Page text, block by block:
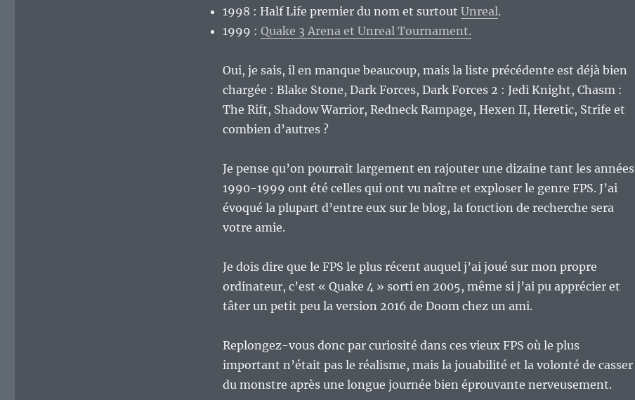
1998 : Half Life premier du nom et surtout Unreal.
1999 : Quake 3 Arena et Unreal Tournament.
Oui, je sais, il en manque beaucoup, mais la liste précédente est déjà bien
chargée : Blake Stone, Dark Forces, Dark Forces 2 : Jedi Knight, Chasm :
The Rift, Shadow Warrior, Redneck Rampage, Hexen II, Heretic, Strife et
combien d’autres ?
Je pense qu’on pourrait largement en rajouter une dizaine tant les années
1990-1999 ont été celles qui ont vu naître et exploser le genre FPS. J’ai
évoqué la plupart d’entre eux sur le blog, la fonction de recherche sera
votre amie.
Je dois dire que le FPS le plus récent auquel j’ai joué sur mon propre
ordinateur, c’est « Quake 4 » sorti en 2005, même si j’ai pu apprécier et
tâter un petit peu la version 2016 de Doom chez un ami.
Replongez-vous donc par curiosité dans ces vieux FPS où le plus
important n’était pas le réalisme, mais la jouabilité et la volonté de casser
du monstre après une longue journée bien éprouvante nerveusement.